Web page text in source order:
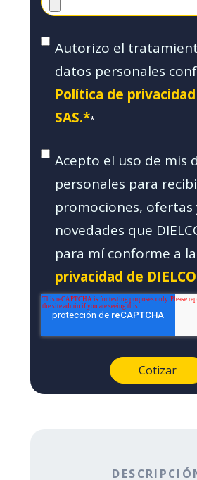
Autorizo el
datos personales
Política de privacidad
SAS.**
Acepto el uso de mis
personales para
promociones, ofertas
novedades que
para mí conforme a la
privacidad de DIELCO